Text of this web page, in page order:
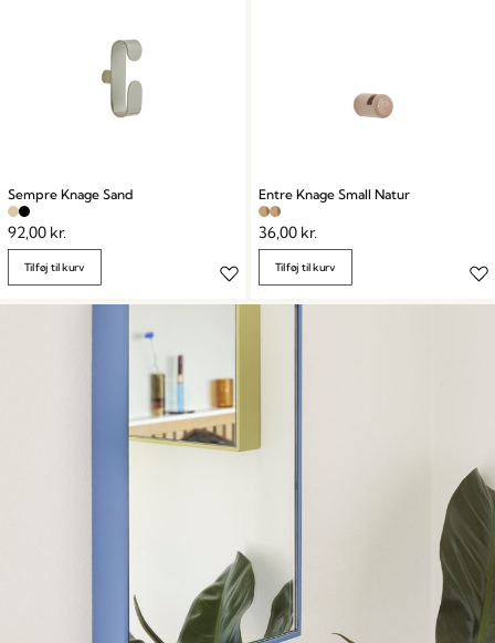
Sempre Knage Sand
92,00 kr.
Tilføj til kurv
Entre Knage Small Natur
36,00 kr.
Tilføj til kurv